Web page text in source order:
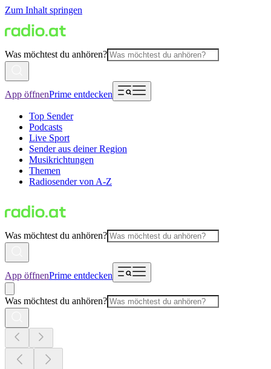
Zum Inhalt springen
Was möchtest du anhören?
App öffnenPrime entdecken
Top Sender
Podcasts
Live Sport
Sender aus deiner Region
Musikrichtungen
Themen
Radiosender von A-Z
Was möchtest du anhören?
App öffnenPrime entdecken
Was möchtest du anhören?